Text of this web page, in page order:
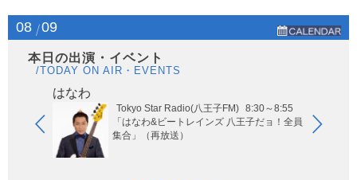
08 09
本日の出演・イベント
/TODAY ON AIR・EVENTS
はなわ
Tokyo Star Radio(八王子FM)
8:30～8:55
「はなわ&ビートレインズ 八王子だョ！全員
集合」（再放送）